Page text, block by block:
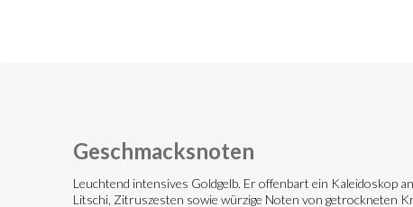
Geschmacksnoten
Leuchtend intensives Goldgelb. Er offenbart ein Kaleidoskop
Litschi, Zitruszesten sowie würzige Noten von getrockneten